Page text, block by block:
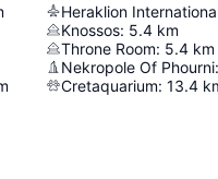
Knossos: 5.4 km
Throne Room: 5.4 km
Nekropole Of Phourni:
Cretaquarium: 13.4